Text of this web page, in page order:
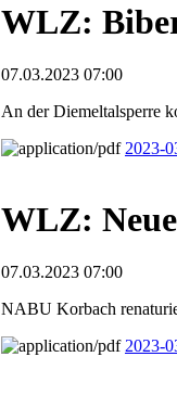
WLZ:
07.03.2023 07:00
An der Diemeltalsperre
2023-
WLZ:
07.03.2023 07:00
NABU Korbach
2023-